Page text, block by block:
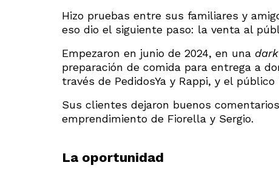
Hizo pruebas entre sus familiares y
eso dio el siguiente paso: la venta al
Empezaron en junio de 2024, en una
preparación de comida para entrega a
través de PedidosYa y Rappi, y el público
Sus clientes dejaron buenos
emprendimiento de Fiorella y Sergio.
La oportunidad